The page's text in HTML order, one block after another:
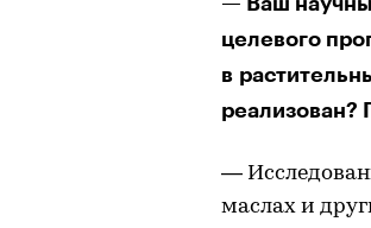
целевого
в
реализован?
—
маслах и